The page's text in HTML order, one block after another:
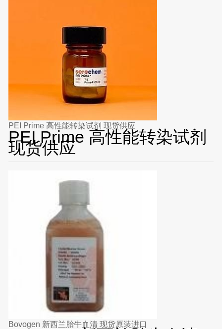
PEI Prime 高性能转染试剂 现货供应
PEI Prime 高性能转染试剂
现货供应
Bovogen 新西兰胎牛血清 现货原装进口